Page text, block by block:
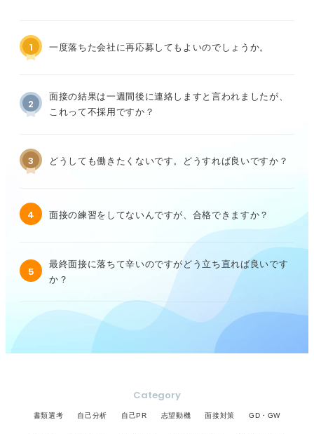
1 一度落ちた会社に再応募してもよいのでしょうか。
2
面接の結果は一週間後に連絡しますと言われましたが、
これって不採用ですか？
3 どうしても働きたくないです。どうすれば良いですか？
4 面接の練習をしてないんですが、合格できますか？
5
最終面接に落ちて辛いのですがどう立ち直れば良いです
か？
Category
書類選考 自己分析 自己PR 志望動機 面接対策 GD・GW